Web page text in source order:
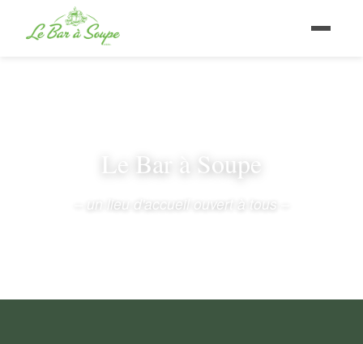
Le Bar à Soupe
– un lieu d'accueil ouvert à tous –